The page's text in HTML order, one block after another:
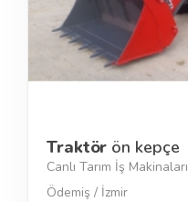
Traktör ön kepçe
Canlı Tarım İş Makinaları
Ödemiş / İzmir